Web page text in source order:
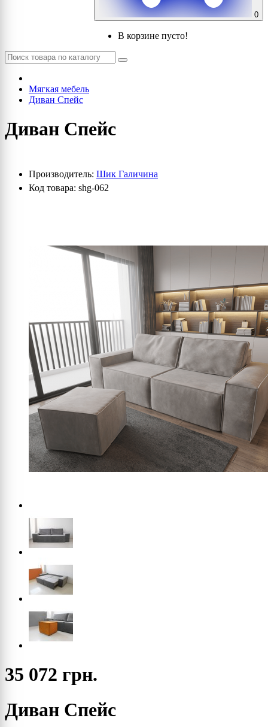
0
В корзине пусто!
Мягкая мебель
Диван Спейс
Диван Спейс
Производитель: Шик Галичина
Код товара: shg-062
35 072 грн.
Диван Спейс